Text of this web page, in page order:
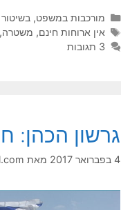
קטגוריות
מורכבות במשפט, בשיטור
תגיות
אין ארוחות חינם, משטרה,
3 תגובות
גרשון הכהן:
4 בפברואר 2017 מאת